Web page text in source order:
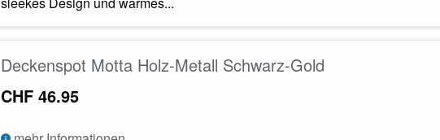
Deckenspot Motta Holz-Metall Schwarz-Gold
CHF 46.95